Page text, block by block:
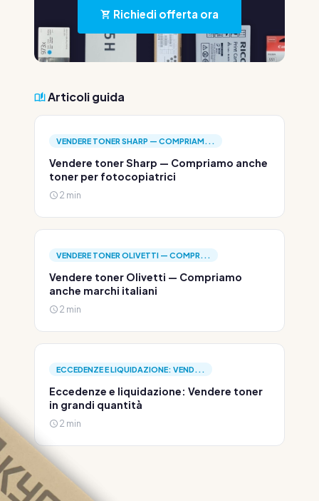
Richiedi offerta ora
Articoli guida
VENDERE TONER SHARP — COMPRIAM...
Vendere toner Sharp — Compriamo anche
toner per fotocopiatrici
2 min
VENDERE TONER OLIVETTI — COMPR...
Vendere toner Olivetti — Compriamo
anche marchi italiani
2 min
ECCEDENZE E LIQUIDAZIONE: VEND...
Eccedenze e liquidazione: Vendere toner
in grandi quantità
2 min